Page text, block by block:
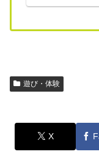
遊び・体験
X